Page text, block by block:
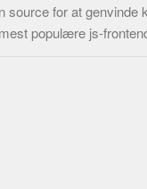
source for at genvinde
populære js-